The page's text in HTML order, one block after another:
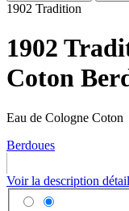
1902 Tradition
1902
Coton
Eau de Cologne Coton
Berdoues
Voir la description